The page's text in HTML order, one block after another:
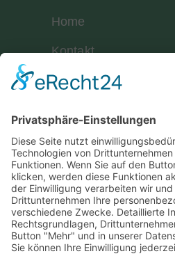
Home
Kontakt
Geschäftsbedingungen
Datenschutzerklärung
Cookie-Einstellungen
ELER-PROGRAMM